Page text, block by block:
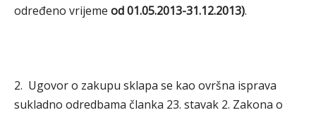
određeno vrijeme od 01.05.2013-31.12.2013).
2. Ugovor o zakupu sklapa se kao ovršna isprava
sukladno odredbama članka 23. stavak 2. Zakona o